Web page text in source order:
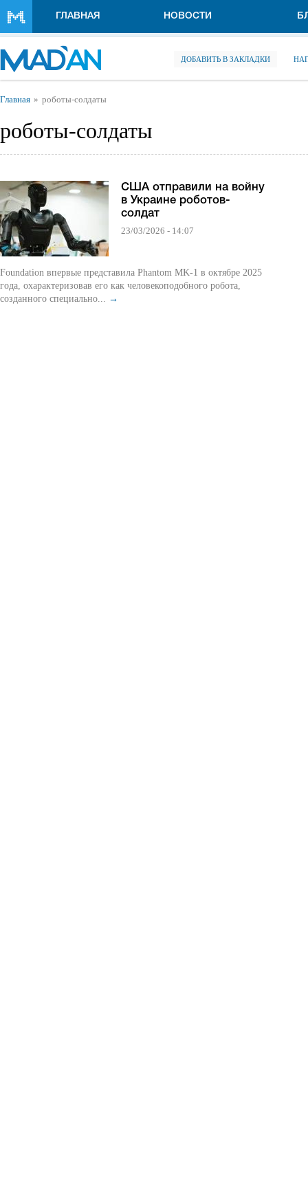
ГЛАВНАЯ НОВОСТИ
ДОБАВИТЬ В ЗАКЛАДКИ
Вы здесь
Главная роботы-солдаты
роботы-солдаты
США отправили на войну
в Украине роботов-
солдат
23/03/2026 - 14:07
Foundation впервые представила Phantom MK-1 в октябре 2025
года, охарактеризовав его как человекоподобного робота,
созданного специально... →